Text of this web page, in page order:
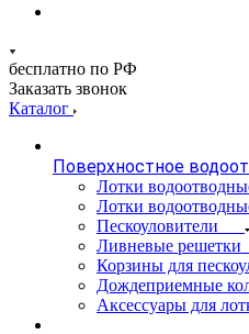
бесплатно по РФ
Заказать звонок
Каталог
Поверхностное
Лотки
Лотки
Пескоуловители
Ливневые решетки
Корзины для
Дождеприемные
Аксессуары для